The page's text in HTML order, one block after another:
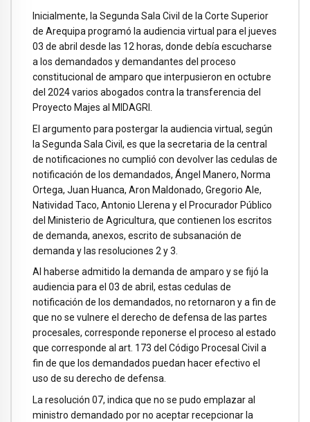
Inicialmente, la Segunda Sala Civil de la Corte Superior
de Arequipa programó la audiencia virtual para el jueves
03 de abril desde las 12 horas, donde debía escucharse
a los demandados y demandantes del proceso
constitucional de amparo que interpusieron en octubre
del 2024 varios abogados contra la transferencia del
Proyecto Majes al MIDAGRI.
El argumento para postergar la audiencia virtual, según
la Segunda Sala Civil, es que la secretaria de la central
de notificaciones no cumplió con devolver las cedulas de
notificación de los demandados, Ángel Manero, Norma
Ortega, Juan Huanca, Aron Maldonado, Gregorio Ale,
Natividad Taco, Antonio Llerena y el Procurador Público
del Ministerio de Agricultura, que contienen los escritos
de demanda, anexos, escrito de subsanación de
demanda y las resoluciones 2 y 3.
Al haberse admitido la demanda de amparo y se fijó la
audiencia para el 03 de abril, estas cedulas de
notificación de los demandados, no retornaron y a fin de
que no se vulnere el derecho de defensa de las partes
procesales, corresponde reponerse el proceso al estado
que corresponde al art. 173 del Código Procesal Civil a
fin de que los demandados puedan hacer efectivo el
uso de su derecho de defensa.
La resolución 07, indica que no se pudo emplazar al
ministro demandado por no aceptar recepcionar la